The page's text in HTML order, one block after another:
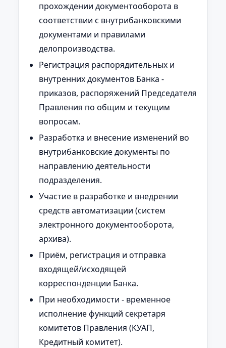
прохождении документооборота в
соответствии с внутрибанковскими
документами и правилами
делопроизводства.
Регистрация распорядительных и
внутренних документов Банка -
приказов, распоряжений Председателя
Правления по общим и текущим
вопросам.
Разработка и внесение изменений во
внутрибанковские документы по
направлению деятельности
подразделения.
Участие в разработке и внедрении
средств автоматизации (систем
электронного документооборота,
архива).
Приём, регистрация и отправка
входящей/исходящей
корреспонденции Банка.
При необходимости - временное
исполнение функций секретаря
комитетов Правления (КУАП,
Кредитный комитет).